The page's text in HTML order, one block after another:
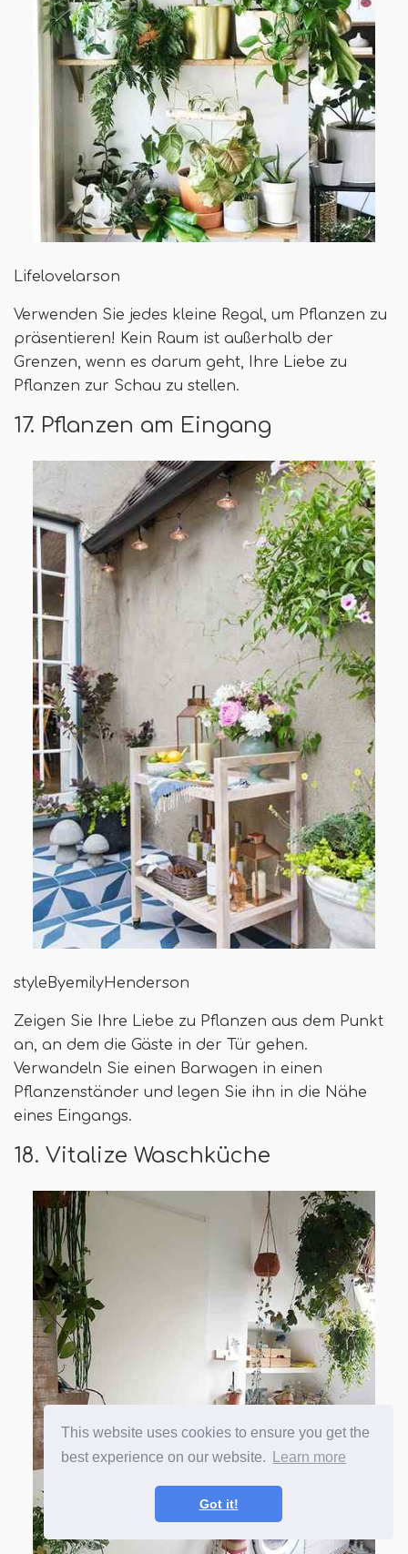
This website uses cookies to ensure you get the
best experience on our website.
Learn more
Got it!
Lifelovelarson
Verwenden Sie jedes kleine Regal, um Pflanzen zu
präsentieren! Kein Raum ist außerhalb der
Grenzen, wenn es darum geht, Ihre Liebe zu
Pflanzen zur Schau zu stellen.
17. Pflanzen am Eingang
styleByemilyHenderson
Zeigen Sie Ihre Liebe zu Pflanzen aus dem Punkt
an, an dem die Gäste in der Tür gehen.
Verwandeln Sie einen Barwagen in einen
Pflanzenständer und legen Sie ihn in die Nähe
eines Eingangs.
18. Vitalize Waschküche